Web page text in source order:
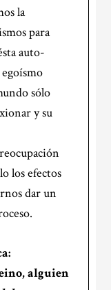
la
para
auto-
sólo
y su
los efectos
dar un
alguien